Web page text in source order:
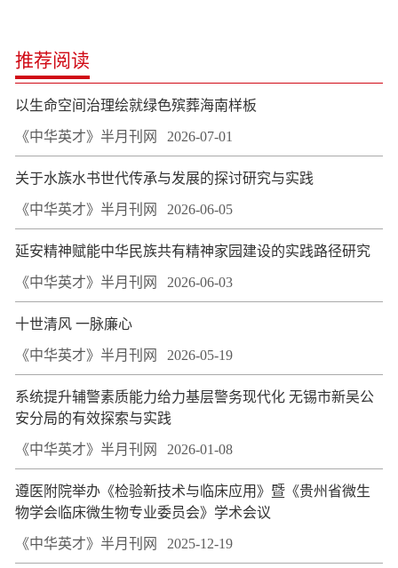
推荐阅读
以生命空间治理绘就绿色殡葬海南样板
《中华英才》半月刊网 2026-07-01
关于水族水书世代传承与发展的探讨研究与实践
《中华英才》半月刊网 2026-06-05
延安精神赋能中华民族共有精神家园建设的实践路径研究
《中华英才》半月刊网 2026-06-03
十世清风 一脉廉心
《中华英才》半月刊网 2026-05-19
系统提升辅警素质能力给力基层警务现代化 无锡市新吴公
安分局的有效探索与实践
《中华英才》半月刊网 2026-01-08
遵医附院举办《检验新技术与临床应用》暨《贵州省微生
物学会临床微生物专业委员会》学术会议
《中华英才》半月刊网 2025-12-19